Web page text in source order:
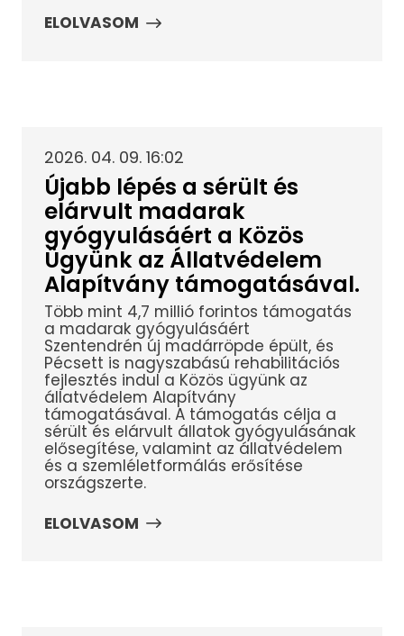
ELOLVASOM
2026. 04. 09. 16:02
Újabb lépés a sérült és
elárvult madarak
gyógyulásáért a Közös
Ügyünk az Állatvédelem
Alapítvány támogatásával.
Több mint 4,7 millió forintos támogatás
a madarak gyógyulásáért
Szentendrén új madárröpde épült, és
Pécsett is nagyszabású rehabilitációs
fejlesztés indul a Közös ügyünk az
állatvédelem Alapítvány
támogatásával. A támogatás célja a
sérült és elárvult állatok gyógyulásának
elősegítése, valamint az állatvédelem
és a szemléletformálás erősítése
országszerte.
ELOLVASOM